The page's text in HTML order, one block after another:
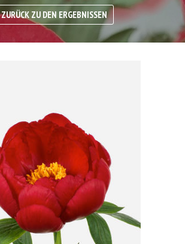
ZURÜCK ZU DEN ERGEBNISSEN